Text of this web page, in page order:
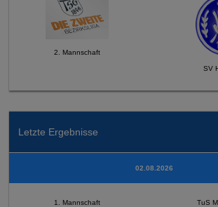
2. Mannschaft
SV
Letzte Ergebnisse
02.08.2026
1. Mannschaft TuS